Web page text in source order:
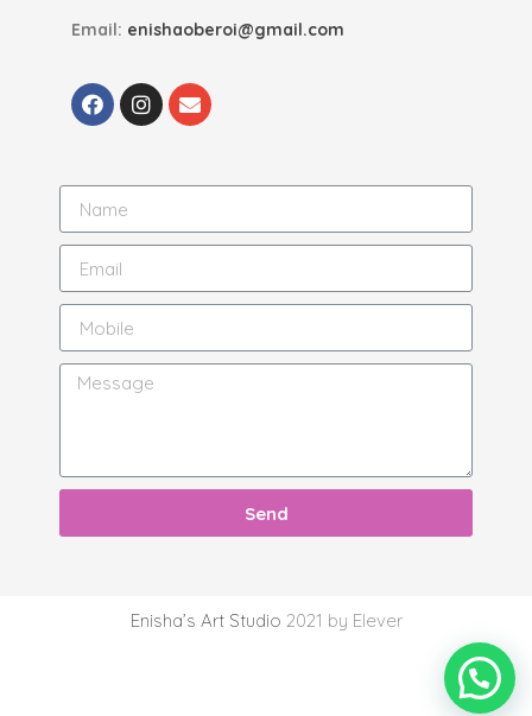
Email: enishaoberoi@gmail.com
Send
Enisha’s Art Studio 2021 by Elever